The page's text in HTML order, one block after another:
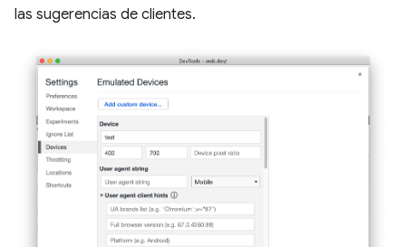
las sugerencias de clientes.